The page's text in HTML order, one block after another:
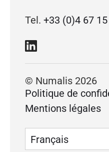
Tel. +33 (0)4 67
© Numalis 2026
Politique de
Mentions légales
Français